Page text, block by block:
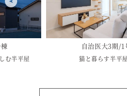
む半平屋
自治医大3期/1
猫と暮らす半平